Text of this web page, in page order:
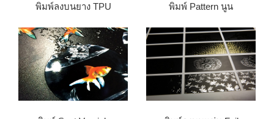
พิมพ์ลงบนยาง TPU พิมพ์ Pattern นูน